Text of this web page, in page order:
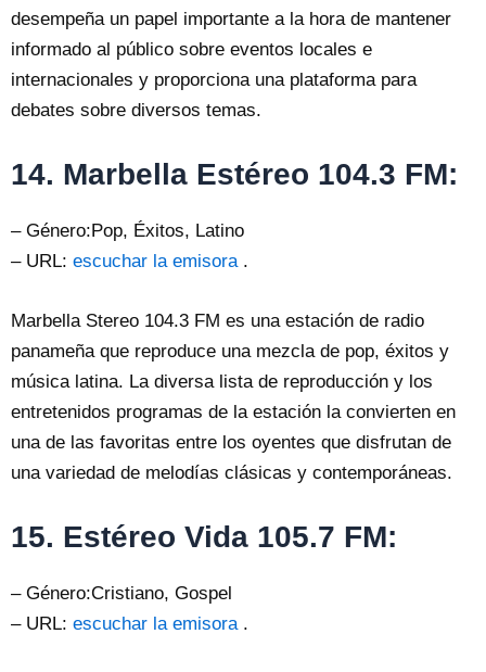
desempeña un papel importante a la hora de mantener
informado al público sobre eventos locales e
internacionales y proporciona una plataforma para
debates sobre diversos temas.
14. Marbella Estéreo 104.3 FM:
– Género:Pop, Éxitos, Latino
– URL: escuchar la emisora.
Marbella Stereo 104.3 FM es una estación de radio
panameña que reproduce una mezcla de pop, éxitos y
música latina. La diversa lista de reproducción y los
entretenidos programas de la estación la convierten en
una de las favoritas entre los oyentes que disfrutan de
una variedad de melodías clásicas y contemporáneas.
15. Estéreo Vida 105.7 FM:
– Género:Cristiano, Gospel
– URL: escuchar la emisora.